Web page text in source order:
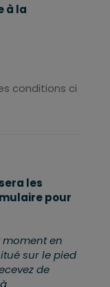
à la
conditions ci
les
pour
moment en
sur le pied
de